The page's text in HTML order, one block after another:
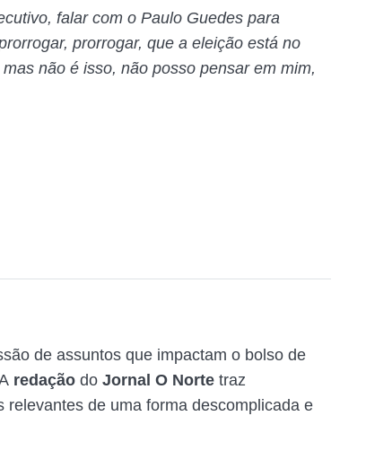
falar com o Paulo Guedes para
prorrogar, que a eleição está no
não é isso, não posso pensar em mim,
de assuntos que impactam o bolso de
redaçãodoJornal O Nortetraz
relevantes de uma forma descomplicada e